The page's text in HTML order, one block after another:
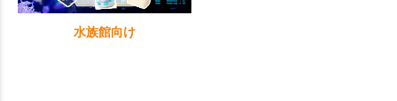
水族館向け